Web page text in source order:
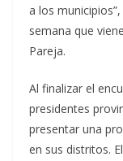
a los
semana que
Pareja.
Al finalizar el
presidentes
presentar una
en sus distritos.